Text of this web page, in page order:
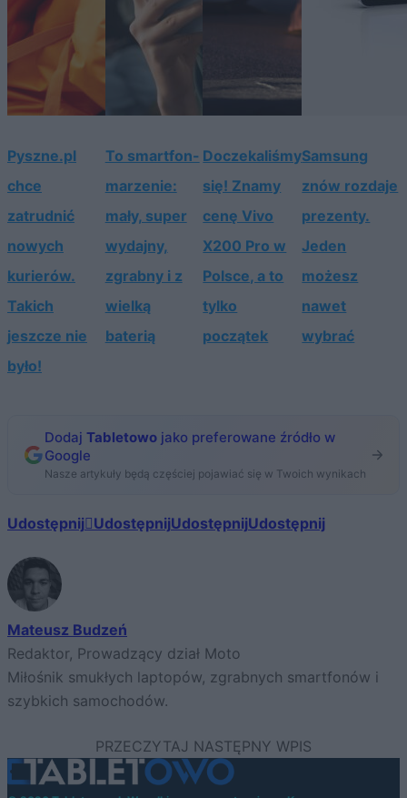
Pyszne.pl
chce
zatrudnić
nowych
kurierów.
Takich
jeszcze nie
było!
To smartfon-
marzenie:
mały, super
wydajny,
zgrabny i z
wielką
baterią
Doczekaliśmy
się! Znamy
cenę Vivo
X200 Pro w
Polsce, a to
tylko
początek
Samsung
znów rozdaje
prezenty.
Jeden
możesz
nawet
wybrać
Dodaj Tabletowo jako preferowane źródło w
Google
Nasze artykuły będą częściej pojawiać się w Twoich wynikach
Udostępnij UdostępnijUdostępnijUdostępnij
Mateusz Budzeń
Redaktor, Prowadzący dział Moto
Miłośnik smukłych laptopów, zgrabnych smartfonów i
szybkich samochodów.